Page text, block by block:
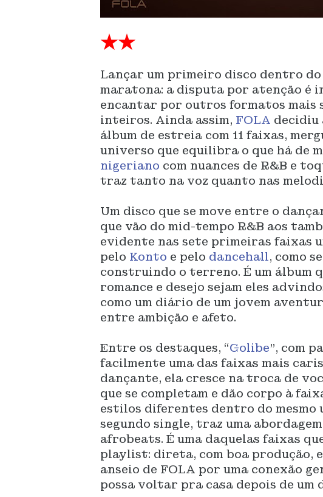
★★
Lançar um primeiro disco dentro do
maratona: a disputa por atenção é
encantar por outros formatos mais
inteiros. Ainda assim, FOLA decidiu
álbum de estreia com 11 faixas,
universo que equilibra o que há de
nigeriano com nuances de R&B e
traz tanto na voz quanto nas
Um disco que se move entre o
que vão do mid-tempo R&B aos
evidente nas sete primeiras faixas
pelo Konto e pelo dancehall, como
construindo o terreno. É um álbum
romance e desejo sejam eles
como um diário de um jovem
entre ambição e afeto.
Entre os destaques, “Golibe”, com
facilmente uma das faixas mais
dançante, ela cresce na troca de
que se completam e dão corpo à
estilos diferentes dentro do mesmo
segundo single, traz uma
afrobeats. É uma daquelas faixas
playlist: direta, com boa produção,
anseio de FOLA por uma conexão
possa voltar pra casa depois de um